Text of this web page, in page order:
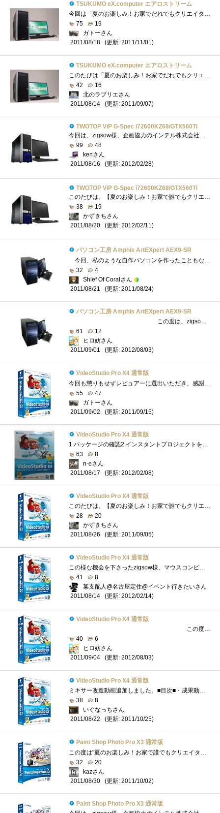
TSUKUMO eX.computer エアロストリーム
今回は「夏のお楽しみ！お家でだれでもクリエイター！」のレビュアーとして選出していただき、ありがとうございました。zigsow様、TSUKUMO様、CORE...
75
19
ガトーさん
2011/08/18
(更新: 2011/11/01)
TSUKUMO eX.computer エアロストリーム
このたびは「夏のお楽しみ！お家でだれでもクリエイター！」イベントのレビュアーに選んでいただき、ありがとうございます。まずはTSUKUMO様とC...
42
16
北のラブリエさん
2011/08/14
(更新: 2011/09/07)
TWOTOP ViP G-Spec i72600KZ68/GTX560Ti
今回は、zigsow様、企画協力のインテル株式会社様、レビュー用のPCを提供頂いたTWOTOP様、【夏のお楽しみ！お家で誰でもクリエイター！】にて、レ...
99
48
kenさん
2011/08/16
(更新: 2012/02/28)
TWOTOP ViP G-Spec i72600KZ68/GTX560Ti
このたびは、【夏のお楽しみ！お家で誰でもクリエイター！】におきまして、レビュアーに選出して頂き誠にありがとうございます。zigsow様、TWOTO...
38
19
かずきちさん
2011/08/20
(更新: 2012/02/11)
パソコン工房 Amphis ArtEXpert AEX9-SR
今回、私のような自作パソコンを作ったこともない（BTOは何度もありますが）経験者に「夏のお楽しみ！お家で誰でもクリエイター！」のレビ�...
32
4
Shlef Of Coralさん
2011/08/21
(更新: 2011/08/24)
パソコン工房 Amphis ArtEXpert AEX9-SR
この度は、zigsow様、インテル様、レビュー用のPCを提供頂いたパソコン工房様、レビュー用ソフトを提供頂いたCOR...
61
12
ヒロ妨さん
2011/09/01
(更新: 2012/08/03)
VideoStudio Pro X4 通常版
今回も懲りもせずレビュアーに選出いただき、感謝感激雨霰。zigsow様、TSUKUMO様、COREL様に感謝申し上げます。いつもの事ですが、選出していただ�...
55
47
ガトーさん
2011/09/02
(更新: 2011/09/15)
VideoStudio Pro X4 通常版
1.パッケージの確認2.インスタントプロジェクトを使ってみよう！追記(2011/08/24)3.暗くて見えない映像を調整してみよう！追記(2011/08/25)4.「タイムラ...
63
8
n-eさん
2011/08/17
(更新: 2012/02/08)
VideoStudio Pro X4 通常版
このたびは、【夏のお楽しみ！お家で誰でもクリエイター！】におきまして、レビュアーに選出して頂き誠にありがとうございます。zigsow様、TWOTO...
28
20
かずきちさん
2011/08/26
(更新: 2011/09/05)
VideoStudio Pro X4 通常版
この様な機会を下さったzigsow様、マウスコンピューター様、COREL様、プレミアムレビュー関係者の皆々様、心より感謝申し上げますm(__)m見づらい部...
41
8
某支配人@名古屋定住@イベント行きたいさん
2011/08/14
(更新: 2012/02/14)
VideoStudio Pro X4 通常版
この度は、zigsow様、インテル様、レビュー用のPCを提供頂いたパソコン工房様、レビュー用ソフトを提...
40
6
ヒロ妨さん
2011/09/04
(更新: 2012/08/03)
VideoStudio Pro X4 通常版
ミキサー改造動画追加しました。■目次■・成果動画の紹介・製作過程の紹介・クロマキーに挑戦したけど・・・・ソフトを使った感想考察++++++++...
38
8
いぐなっちさん
2011/08/22
(更新: 2011/10/25)
Paint Shop Photo Pro X3 通常版
この度は"夏のお楽しみ！お家で誰でもクリエイター！"プレミアムレビューの機会を賜りまして、誠にありがとうございます。zigsow株式会�...
32
20
kazさん
2011/08/30
(更新: 2011/10/02)
Paint Shop Photo Pro X3 通常版